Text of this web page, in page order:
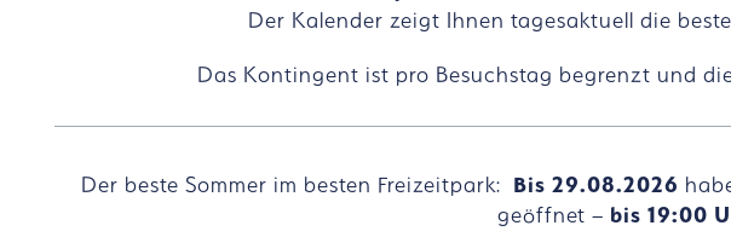
Der Kalender zeigt Ihnen tagesaktuell die
Das Kontingent ist pro Besuchstag begrenzt und
Der beste Sommer im besten Freizeitpark: Bis 29.08.2026
geöffnet – bis 19:00